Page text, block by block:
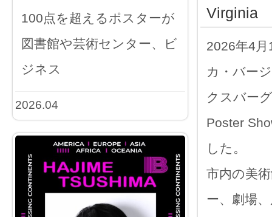
100点を超えるポスターが
図書館や芸術センター、ビ
ジネス
2026.04
Virginia
2026年4
カ・バー
クスバー
Poster
した。
市内の美
ー、劇場